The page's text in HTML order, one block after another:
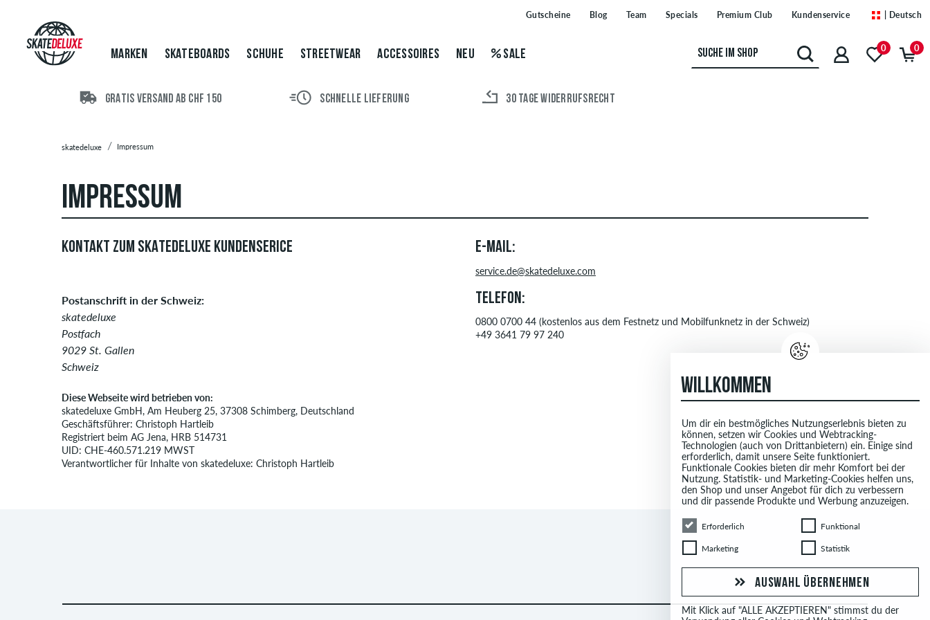
Gutscheine Blog Team Specials Premium Club Kundenservice | Deutsch
MARKEN SKATEBOARDS SCHUHE STREETWEAR ACCESSOIRES NEU SALE 0 0
GRATIS VERSAND AB CHF 150 SCHNELLE LIEFERUNG 30 TAGE WIDERRUFSRECHT
skatedeluxe Impressum
IMPRESSUM
KONTAKT ZUM SKATEDELUXE KUNDENSERICE
Postanschrift in der Schweiz:
skatedeluxe
Postfach
9029 St. Gallen
Schweiz
Diese Webseite wird betrieben von:
skatedeluxe GmbH, Am Heuberg 25, 37308 Schimberg, Deutschland
Geschäftsführer: Christoph Hartleib
Registriert beim AG Jena, HRB 514731
UID: CHE-460.571.219 MWST
Verantwortlicher für Inhalte von skatedeluxe: Christoph Hartleib
E-MAIL:
service.de@skatedeluxe.com
TELEFON:
0800 0700 44 (kostenlos aus dem Festnetz und Mobilfunknetz in der Schweiz)
+49 3641 79 97 240
WILLKOMMEN
Um dir ein bestmögliches Nutzungserlebnis bieten zu
können, setzen wir Cookies und Webtracking-
Technologien (auch von Drittanbietern) ein. Einige sind
erforderlich, damit unsere Seite funktioniert.
Funktionale Cookies bieten dir mehr Komfort bei der
Nutzung. Statistik- und Marketing-Cookies helfen uns,
den Shop und unser Angebot für dich zu verbessern
und dir passende Produkte und Werbung anzuzeigen.
Erforderlich
Erforderlich FunktionalFunktional
MarketingMarketing StatistikStatistik
AUSWAHL ÜBERNEHMEN
Mit Klick auf "ALLE AKZEPTIEREN" stimmst du der